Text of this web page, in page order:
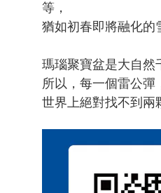
等，
猶如初春即將融化的
瑪瑙聚寶盆是大自然
所以，每一個雷公彈
世界上絕對找不到兩